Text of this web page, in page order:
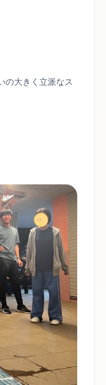
の大きく立派なス